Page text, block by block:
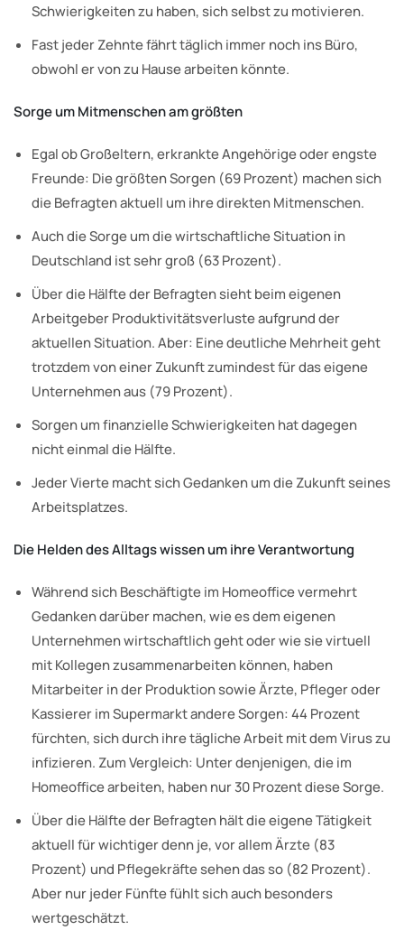
Schwierigkeiten zu haben, sich selbst zu motivieren.
Fast jeder Zehnte fährt täglich immer noch ins Büro,
obwohl er von zu Hause arbeiten könnte.
Sorge um Mitmenschen am größten
Egal ob Großeltern, erkrankte Angehörige oder engste
Freunde: Die größten Sorgen (69 Prozent) machen sich
die Befragten aktuell um ihre direkten Mitmenschen.
Auch die Sorge um die wirtschaftliche Situation in
Deutschland ist sehr groß (63 Prozent).
Über die Hälfte der Befragten sieht beim eigenen
Arbeitgeber Produktivitätsverluste aufgrund der
aktuellen Situation. Aber: Eine deutliche Mehrheit geht
trotzdem von einer Zukunft zumindest für das eigene
Unternehmen aus (79 Prozent).
Sorgen um finanzielle Schwierigkeiten hat dagegen
nicht einmal die Hälfte.
Jeder Vierte macht sich Gedanken um die Zukunft seines
Arbeitsplatzes.
Die Helden des Alltags wissen um ihre Verantwortung
Während sich Beschäftigte im Homeoffice vermehrt
Gedanken darüber machen, wie es dem eigenen
Unternehmen wirtschaftlich geht oder wie sie virtuell
mit Kollegen zusammenarbeiten können, haben
Mitarbeiter in der Produktion sowie Ärzte, Pfleger oder
Kassierer im Supermarkt andere Sorgen: 44 Prozent
fürchten, sich durch ihre tägliche Arbeit mit dem Virus zu
infizieren. Zum Vergleich: Unter denjenigen, die im
Homeoffice arbeiten, haben nur 30 Prozent diese Sorge.
Über die Hälfte der Befragten hält die eigene Tätigkeit
aktuell für wichtiger denn je, vor allem Ärzte (83
Prozent) und Pflegekräfte sehen das so (82 Prozent).
Aber nur jeder Fünfte fühlt sich auch besonders
wertgeschätzt.